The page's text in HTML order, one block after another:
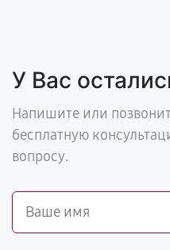
У Вас
Напишите или
бесплатную
вопросу.